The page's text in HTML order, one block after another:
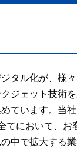
タル化が、様
ジェット技術
ています。当
てにおいて、お
中で拡大する